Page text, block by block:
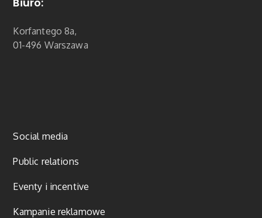
Korfantego 8a,
01-496 Warszawa
Social media
Public relations
Eventy i incentive
Kampanie reklamowe